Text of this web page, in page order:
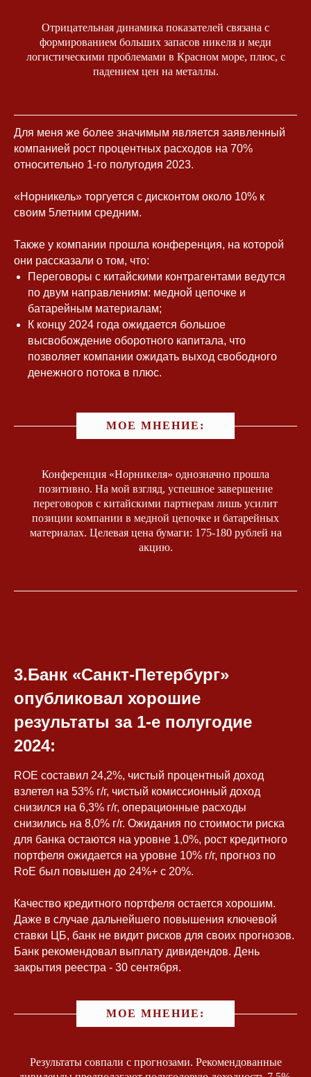
Отрицательная динамика показателей связана с
формированием больших запасов никеля и меди
логистическими проблемами в Красном море, плюс, с
падением цен на металлы.
Для меня же более значимым является заявленный
компанией рост процентных расходов на 70%
относительно 1-го полугодия 2023.
«Норникель» торгуется с дисконтом около 10% к
своим 5летним средним.
Также у компании прошла конференция, на которой
они рассказали о том, что:
Переговоры с китайскими контрагентами ведутся
по двум направлениям: медной цепочке и
батарейным материалам;
К концу 2024 года ожидается большое
высвобождение оборотного капитала, что
позволяет компании ожидать выход свободного
денежного потока в плюс.
МОЕ МНЕНИЕ:
Конференция «Норникеля» однозначно прошла
позитивно. На мой взгляд, успешное завершение
переговоров с китайскими партнерам лишь усилит
позиции компании в медной цепочке и батарейных
материалах. Целевая цена бумаги: 175-180 рублей на
акцию.
3.Банк «Санкт-Петербург»
опубликовал хорошие
результаты за 1-е полугодие
2024:
ROE составил 24,2%, чистый процентный доход
взлетел на 53% г/г, чистый комиссионный доход
снизился на 6,3% г/г, операционные расходы
снизились на 8,0% г/г. Ожидания по стоимости риска
для банка остаются на уровне 1,0%, рост кредитного
портфеля ожидается на уровне 10% г/г, прогноз по
RoE был повышен до 24%+ с 20%.
Качество кредитного портфеля остается хорошим.
Даже в случае дальнейшего повышения ключевой
ставки ЦБ, банк не видит рисков для своих прогнозов.
Банк рекомендовал выплату дивидендов. День
закрытия реестра - 30 сентября.
МОЕ МНЕНИЕ:
Результаты совпали с прогнозами. Рекомендованные